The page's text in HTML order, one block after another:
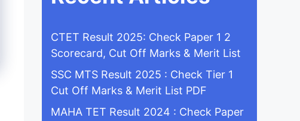
CTET Result 2025: Check Paper 1 2
Scorecard, Cut Off Marks & Merit List
SSC MTS Result 2025 : Check Tier 1
Cut Off Marks & Merit List PDF
MAHA TET Result 2024 : Check Paper